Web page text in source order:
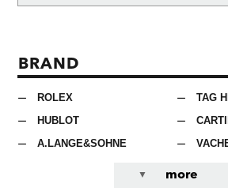
BRAND
ROLEX
TAG
HUBLOT
A.LANGE&SOHNE
more